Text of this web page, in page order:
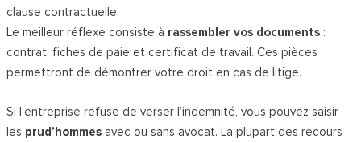
clause contractuelle.
Le meilleur réflexe consiste à rassembler vos documents :
contrat, fiches de paie et certificat de travail. Ces pièces
permettront de démontrer votre droit en cas de litige.
Si l’entreprise refuse de verser l’indemnité, vous pouvez saisir
les prud’hommes avec ou sans avocat. La plupart des recours